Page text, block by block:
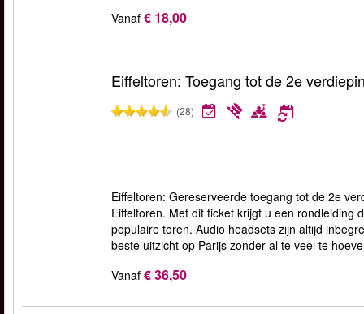
Vanaf € 18,00
Eiffeltoren: Toegang tot de 2e
(28)
Eiffeltoren: Gereserveerde toegang tot de 2e
Eiffeltoren. Met dit ticket krijgt u een
populaire toren. Audio headsets zijn altijd
beste uitzicht op Parijs zonder al te veel te
Vanaf € 36,50